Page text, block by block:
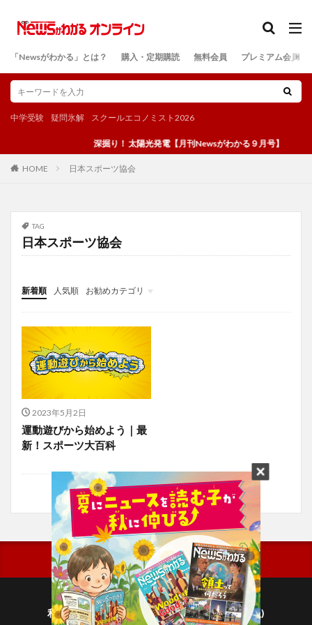
「Newsがわかる」とは？ 購入・定期購読 無料会員 プレミアム会員
中学受験 疑問氷解 スクールエコノミスト2026
深掘り！ 太陽光発電【月刊Newsがわかる９月号】
HOME 日本スポーツ協会
TAG
日本スポーツ協会
新着順 人気順
お勧めカテゴリ
投稿
学び
マンガ
電子書籍
2023年5月2日
運動遊びから始めよう｜最
新！スポーツ大百科
利用規約
プライバシーポリシー(毎日新聞出版)
検索